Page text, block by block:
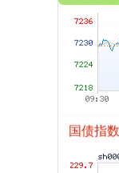
基金指数